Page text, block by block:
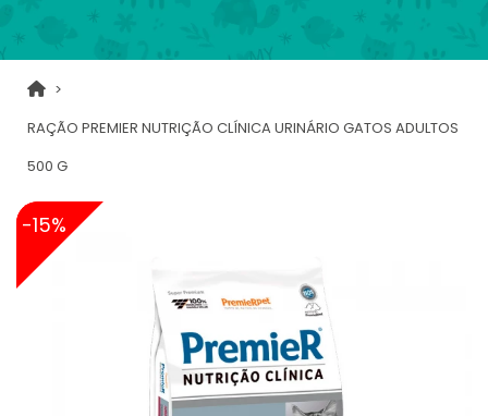
RAÇÃO PREMIER NUTRIÇÃO CLÍNICA URINÁRIO GATOS ADULTOS
500 G
-15%